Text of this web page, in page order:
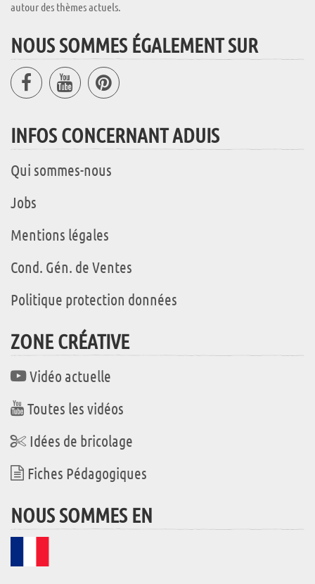
autour des thèmes actuels.
NOUS SOMMES ÉGALEMENT SUR
INFOS CONCERNANT ADUIS
Qui sommes-nous
Jobs
Mentions légales
Cond. Gén. de Ventes
Politique protection données
ZONE CRÉATIVE
Vidéo actuelle
Toutes les vidéos
Idées de bricolage
Fiches Pédagogiques
NOUS SOMMES EN